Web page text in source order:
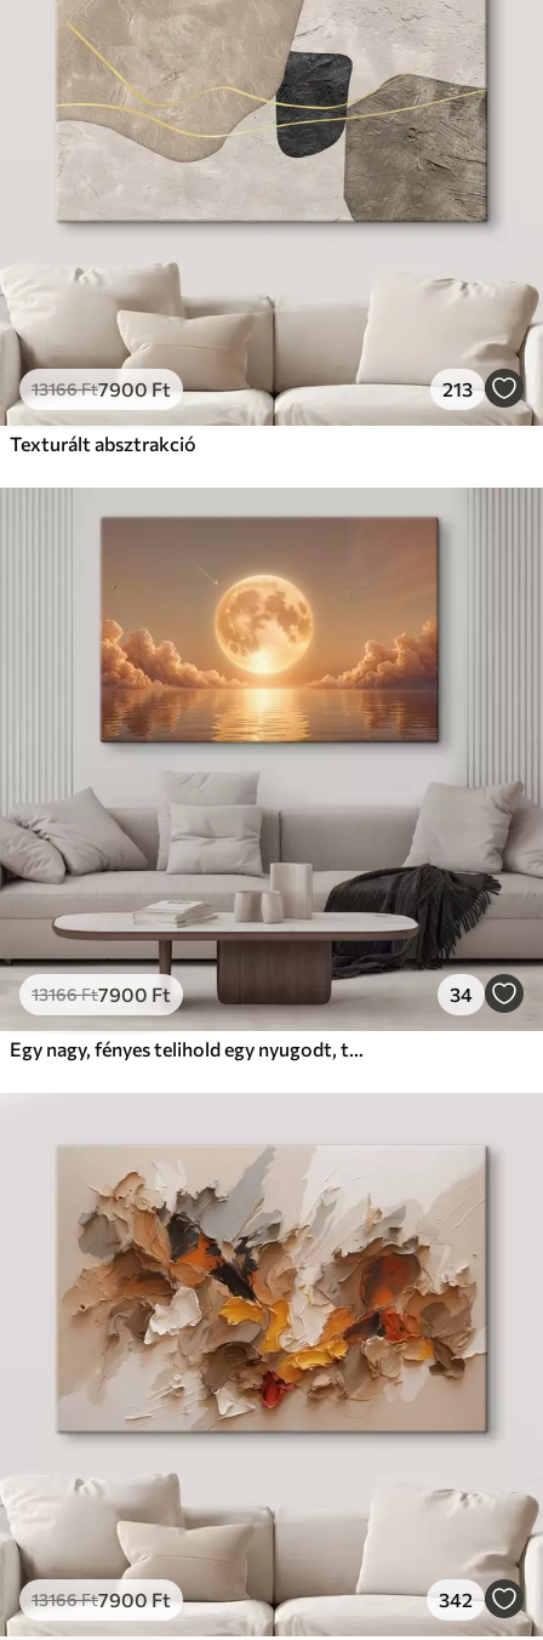
Környezetbarát anyag
Prémium
Tól11140 Ft
Élénk, gazdag színek
✓ Fakulásálló
✓ Biztonságos, szagtalan tinta
Környezetbarát anyag
Eco-Prémium
Tól13990Ft
✓Élénk, gazdag színek
✓Fakulásálló
13166Ft7900Ft 213
Texturált absztrakció
13166Ft7900 Ft 34
Egy nagy, fényes telihold egy nyugodt, tükröződő óceán felett emelkedik naplementekor
13166Ft7900Ft 342